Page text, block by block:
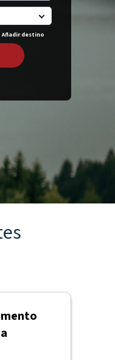
Añadir destino